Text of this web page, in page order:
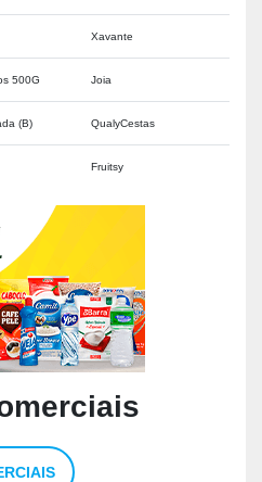
Xavante
500G Joia
(B) QualyCestas
Fruitsy